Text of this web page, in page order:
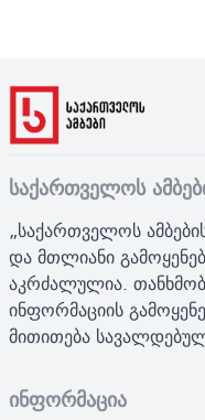
საქართველოს
„საქართველოს
და მთლიანი
აკრძალულია.
ინფორმაციის
მითითება
ინფორმაცია